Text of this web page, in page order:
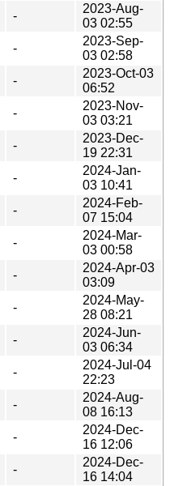
-
2023-Aug-
03 02:55
-
2023-Sep-
03 02:58
-
2023-Oct-03
06:52
-
2023-Nov-
03 03:21
-
2023-Dec-
19 22:31
-
2024-Jan-
03 10:41
-
2024-Feb-
07 15:04
-
2024-Mar-
03 00:58
-
2024-Apr-03
03:09
-
2024-May-
28 08:21
-
2024-Jun-
03 06:34
-
2024-Jul-04
22:23
-
2024-Aug-
08 16:13
-
2024-Dec-
16 12:06
-
2024-Dec-
16 14:04